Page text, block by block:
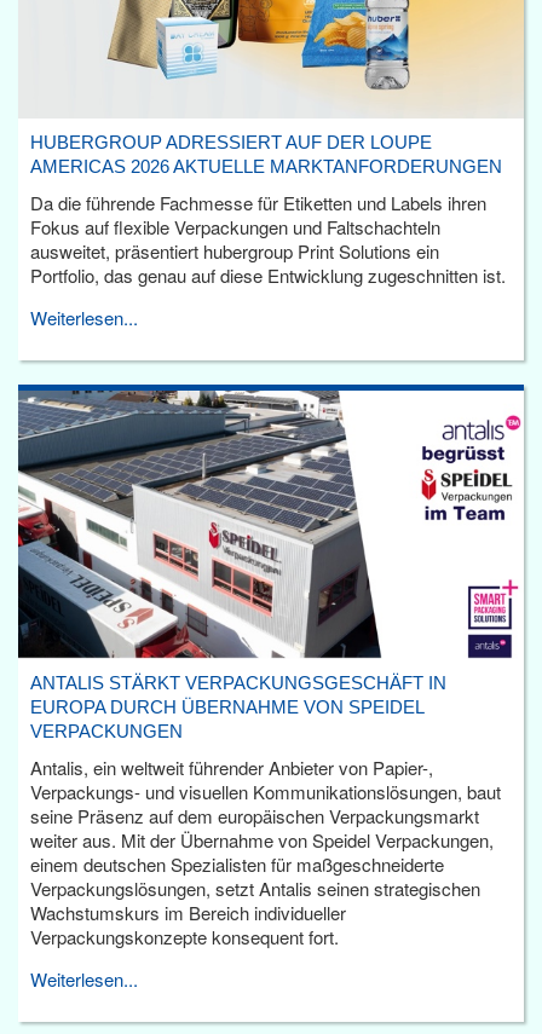
HUBERGROUP ADRESSIERT AUF DER LOUPE
AMERICAS 2026 AKTUELLE MARKTANFORDERUNGEN
Da die führende Fachmesse für Etiketten und Labels ihren
Fokus auf flexible Verpackungen und Faltschachteln
ausweitet, präsentiert hubergroup Print Solutions ein
Portfolio, das genau auf diese Entwicklung zugeschnitten ist.
Weiterlesen...
ANTALIS STÄRKT VERPACKUNGSGESCHÄFT IN
EUROPA DURCH ÜBERNAHME VON SPEIDEL
VERPACKUNGEN
Antalis, ein weltweit führender Anbieter von Papier-,
Verpackungs- und visuellen Kommunikationslösungen, baut
seine Präsenz auf dem europäischen Verpackungsmarkt
weiter aus. Mit der Übernahme von Speidel Verpackungen,
einem deutschen Spezialisten für maßgeschneiderte
Verpackungslösungen, setzt Antalis seinen strategischen
Wachstumskurs im Bereich individueller
Verpackungskonzepte konsequent fort.
Weiterlesen...